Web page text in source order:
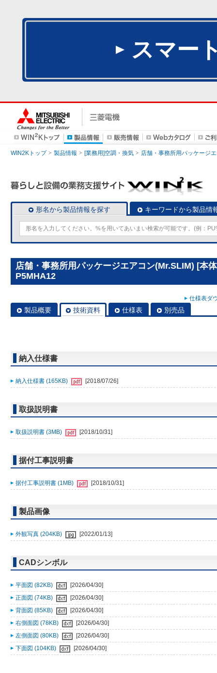
スマー
WIN2Kトップ 製品情報 [業務用]空調・換気 店舗・事務所用パッケージ
形名から製品情報を探す キーワードから製品情
店舗・事務所用パッケージエアコン(Mr.SLIM) [本
P5MHA12
仕様表ダ
製品概要 技術資料 仕様表 別売品
納入仕様書
納入仕様書 (165KB) [2018/07/26]
取扱説明書
取扱説明書 (3MB) [2018/10/31]
据付工事説明書
据付工事説明書 (1MB) [2018/10/31]
製品画像
外観写真 (204KB) [2022/01/13]
CADシンボル
平面図 (82KB)
[2026/04/30]
正面図 (74KB)
[2026/04/30]
背面図 (85KB)
[2026/04/30]
右側面図 (78KB)
[2026/04/30]
左側面図 (80KB)
[2026/04/30]
下面図 (104KB)
[2026/04/30]